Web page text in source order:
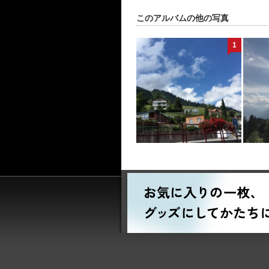
このアルバムの他の写真
1